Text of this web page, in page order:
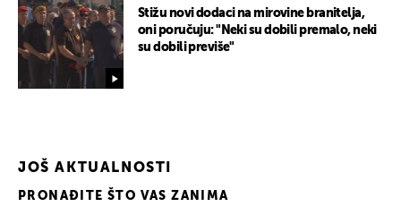
Stižu novi dodaci na mirovine branitelja,
oni poručuju: "Neki su dobili premalo, neki
su dobili previše"
JOŠ AKTUALNOSTI
PRONAĐITE ŠTO VAS ZANIMA